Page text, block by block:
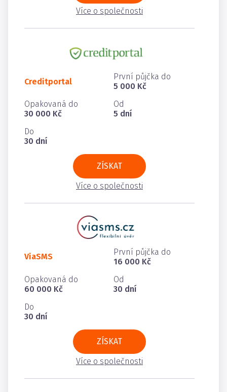
Více o společnosti
Creditportal
První půjčka do
5 000 Kč
Opakovaná do
30 000 Kč
Od
5 dní
Do
30 dní
ZÍSKAT
Více o společnosti
ViaSMS
První půjčka do
16 000 Kč
Opakovaná do
60 000 Kč
Od
30 dní
Do
30 dní
ZÍSKAT
Více o společnosti